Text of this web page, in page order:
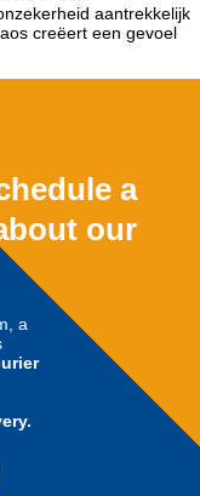
aantrekkelijk
creëert een gevoel
a
our
a